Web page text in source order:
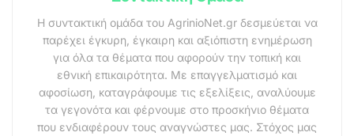
Η συντακτική ομάδα του AgrinioNet.gr δεσμεύεται να
παρέχει έγκυρη, έγκαιρη και αξιόπιστη ενημέρωση
για όλα τα θέματα που αφορούν την τοπική και
εθνική επικαιρότητα. Με επαγγελματισμό και
αφοσίωση, καταγράφουμε τις εξελίξεις, αναλύουμε
τα γεγονότα και φέρνουμε στο προσκήνιο θέματα
που ενδιαφέρουν τους αναγνώστες μας. Στόχος μας